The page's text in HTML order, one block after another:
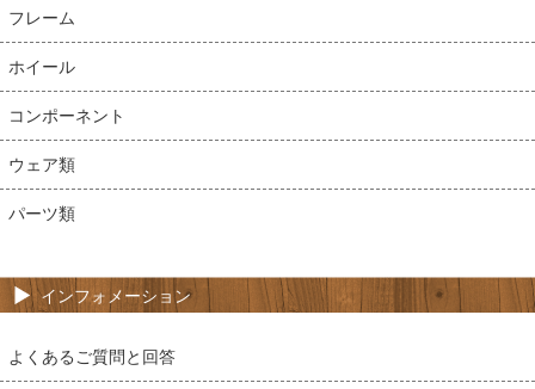
フレーム
ホイール
コンポーネント
ウェア類
パーツ類
インフォメーション
よくあるご質問と回答